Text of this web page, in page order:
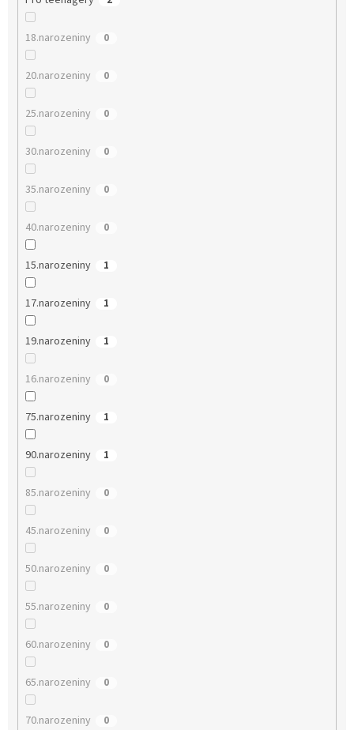
18.narozeniny 0
20.narozeniny 0
25.narozeniny 0
30.narozeniny 0
35.narozeniny 0
40.narozeniny 0
15.narozeniny 1
17.narozeniny 1
19.narozeniny 1
16.narozeniny 0
75.narozeniny 1
90.narozeniny 1
85.narozeniny 0
45.narozeniny 0
50.narozeniny 0
55.narozeniny 0
60.narozeniny 0
65.narozeniny 0
70.narozeniny 0